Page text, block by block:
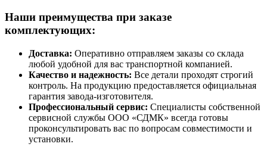
Наши преимущества при заказе
комплектующих:
Доставка: Оперативно отправляем заказы со склада
любой удобной для вас транспортной компанией.
Качество и надежность: Все детали проходят строгий
контроль. На продукцию предоставляется официальная
гарантия завода-изготовителя.
Профессиональный сервис: Специалисты собственной
сервисной службы ООО «СДМК» всегда готовы
проконсультировать вас по вопросам совместимости и
установки.